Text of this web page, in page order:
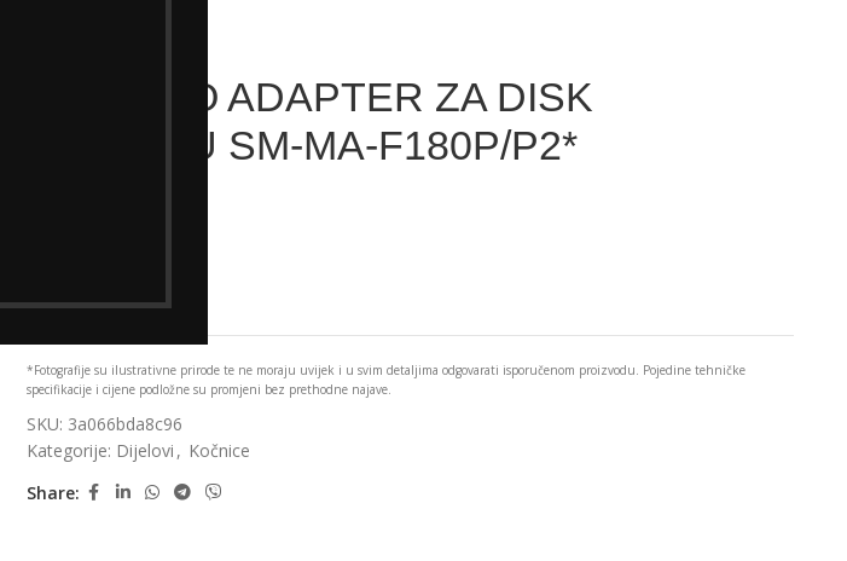
SHIMANO ADAPTER ZA DISK
KOČNICU SM-MA-F180P/P2*
Add to wishlist
*Fotografije su ilustrativne prirode te ne moraju uvijek i u svim detaljima odgovarati isporučenom proizvodu. Pojedine tehničke
specifikacije i cijene podložne su promjeni bez prethodne najave.
SKU: 3a066bda8c96
Kategorije: Dijelovi , Kočnice
Share: